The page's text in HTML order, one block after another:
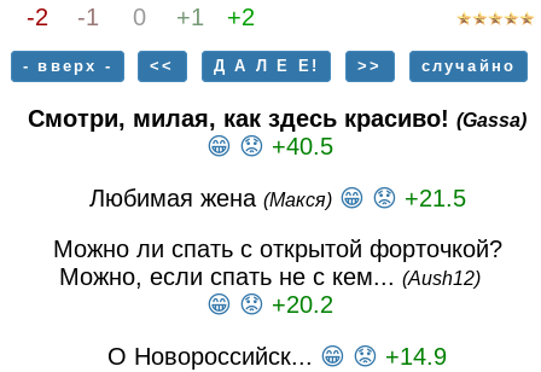
-2 -1 0 +1 +2
- вверх - << Д А Л Е Е! >> случайно
Смотри, милая, как здесь красиво! (Gassa)
😁 😟 +40.5
Любимая жена (Макся) 😁 😟 +21.5
Можно ли спать с открытой форточкой?
Можно, если спать не с кем... (Aush12)
😁 😟 +20.2
О Новороссийск... 😁 😟 +14.9